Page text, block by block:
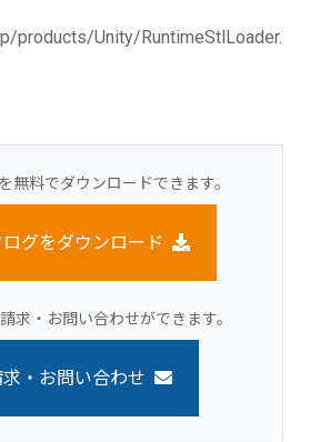
products/Unity/RuntimeStlLoader.
無料でダウンロードできます。
グをダウンロード
求・お問い合わせができます。
・お問い合わせ